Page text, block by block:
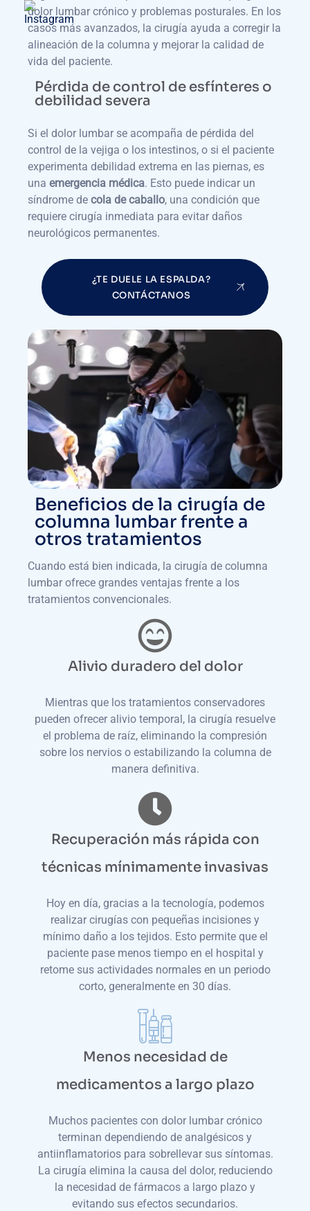
dolor lumbar crónico y problemas posturales. En los
casos más avanzados, la cirugía ayuda a corregir la
alineación de la columna y mejorar la calidad de
vida del paciente.
Pérdida de control de esfínteres o
debilidad severa
Si el dolor lumbar se acompaña de pérdida del
control de la vejiga o los intestinos, o si el paciente
experimenta debilidad extrema en las piernas, es
una emergencia médica. Esto puede indicar un
síndrome de cola de caballo, una condición que
requiere cirugía inmediata para evitar daños
neurológicos permanentes.
¿TE DUELE LA ESPALDA?
CONTÁCTANOS
Beneficios de la cirugía de
columna lumbar frente a
otros tratamientos
Cuando está bien indicada, la cirugía de columna
lumbar ofrece grandes ventajas frente a los
tratamientos convencionales.
Alivio duradero del dolor
Mientras que los tratamientos conservadores
pueden ofrecer alivio temporal, la cirugía resuelve
el problema de raíz, eliminando la compresión
sobre los nervios o estabilizando la columna de
manera definitiva.
Recuperación más rápida con
técnicas mínimamente invasivas
Hoy en día, gracias a la tecnología, podemos
realizar cirugías con pequeñas incisiones y
mínimo daño a los tejidos. Esto permite que el
paciente pase menos tiempo en el hospital y
retome sus actividades normales en un periodo
corto, generalmente en 30 días.
Menos necesidad de
medicamentos a largo plazo
Muchos pacientes con dolor lumbar crónico
terminan dependiendo de analgésicos y
antiinflamatorios para sobrellevar sus síntomas.
La cirugía elimina la causa del dolor, reduciendo
la necesidad de fármacos a largo plazo y
evitando sus efectos secundarios.